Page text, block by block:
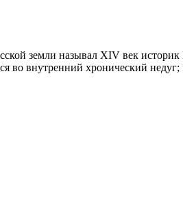
земли называл XIV век
во внутренний хронический